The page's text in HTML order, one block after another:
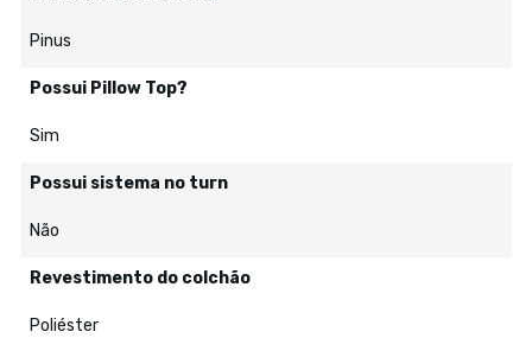
Pinus
Possui Pillow Top?
Sim
Possui sistema no turn
Não
Revestimento do colchão
Poliéster